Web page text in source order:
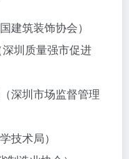
建筑装饰协会）
圳质量强市促进
深圳市场监督管理
技术局）